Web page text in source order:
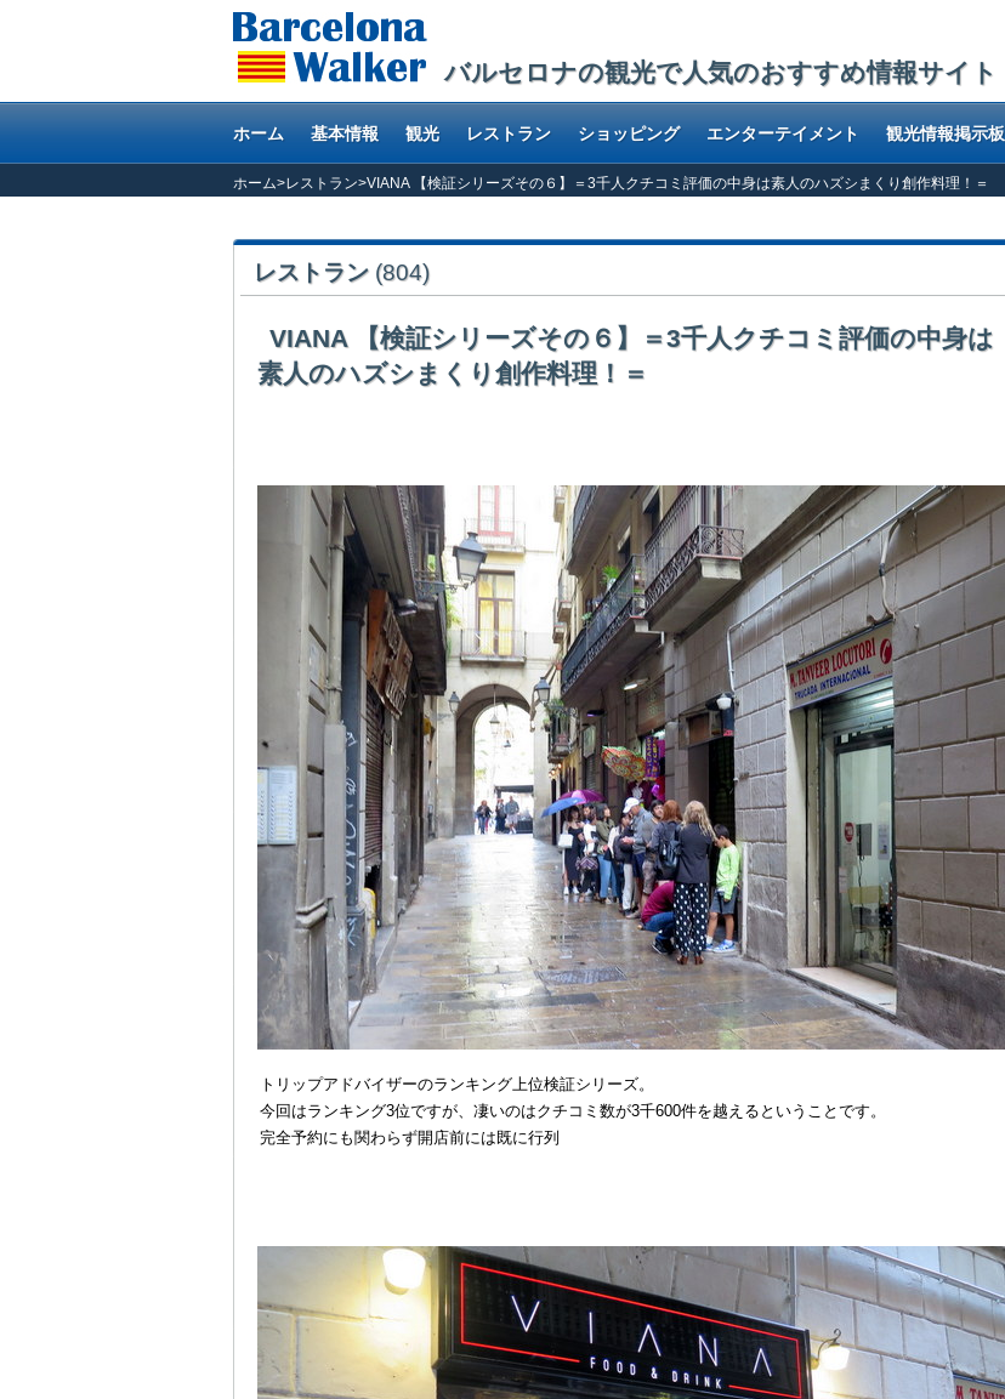
バルセロナの観光で人気のおすすめ情報サイト
ホーム 基本情報 観光 レストラン ショッピング エンターテイメント 観光情報掲示板
ホーム>レストラン>VIANA 【検証シリーズその６】＝3千人クチコミ評価の中身は素人のハズシまくり創作料理！＝
レストラン (804)
VIANA 【検証シリーズその６】＝3千人クチコミ評価の中身は
素人のハズシまくり創作料理！＝
トリップアドバイザーのランキング上位検証シリーズ。
今回はランキング3位ですが、凄いのはクチコミ数が3千600件を越えるということです。
完全予約にも関わらず開店前には既に行列